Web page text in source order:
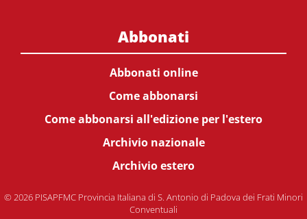
Abbonati
Abbonati online
Come abbonarsi
Come abbonarsi all'edizione per l'estero
Archivio nazionale
Archivio estero
© 2026 PISAPFMC Provincia Italiana di S. Antonio di Padova dei Frati Minori
Conventuali